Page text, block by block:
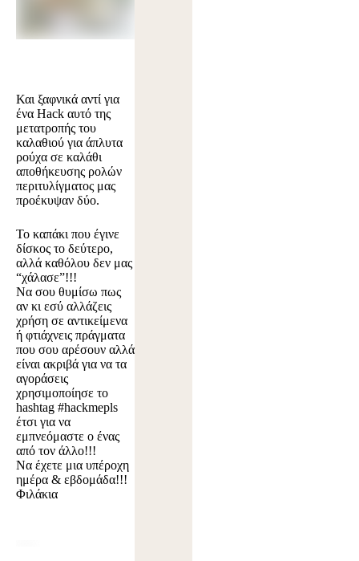
Και ξαφνικά αντί για
ένα Hack αυτό της
μετατροπής του
καλαθιού για άπλυτα
ρούχα σε καλάθι
αποθήκευσης ρολών
περιτυλίγματος μας
προέκυψαν δύο.
Το καπάκι που έγινε
δίσκος το δεύτερο,
αλλά καθόλου δεν μας
“χάλασε”!!!
Να σου θυμίσω πως
αν κι εσύ αλλάζεις
χρήση σε αντικείμενα
ή φτιάχνεις πράγματα
που σου αρέσουν αλλά
είναι ακριβά για να τα
αγοράσεις
χρησιμοποίησε το
hashtag #hackmepls
έτσι για να
εμπνεόμαστε ο ένας
από τον άλλο!!!
Να έχετε μια υπέροχη
ημέρα & εβδομάδα!!!
Φιλάκια